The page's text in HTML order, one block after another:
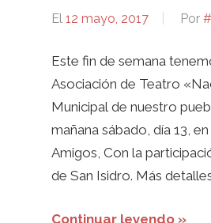
El 12 mayo, 2017 Por
Este fin de semana
Asociación de Teatro
Municipal de nuestro
mañana sábado, día 13,
Amigos, Con la
de San Isidro. Más
Continuar leyendo »